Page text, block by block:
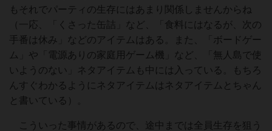
もそれでパーティの生存にはあまり関係しませんからね
（一応、「くさった缶詰」など、「食料にはなるが、次の
手番は休み」などのアイテムはある。また、「ボードゲー
ム」や「電源ありの家庭用ゲーム機」など、「無人島で使
いようのない」ネタアイテムも中には入っている。もちろ
んすぐわかるようにネタアイテムはネタアイテムとちゃん
と書いている）。
こういった事情があるので、途中までは全員生存を狙う